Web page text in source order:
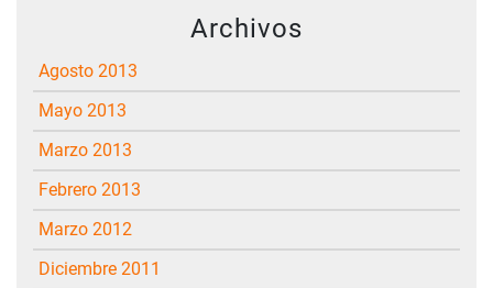
Archivos
agosto 2013
mayo 2013
marzo 2013
febrero 2013
marzo 2012
diciembre 2011